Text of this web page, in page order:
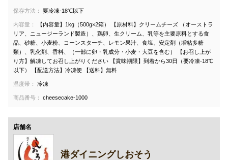
保存方法： 要冷凍-18℃以下
内容量：
【内容量】1kg（500g×2箱） 【原材料】クリームチーズ （オーストラ
リア、ニュージーランド製造）、鶏卵、生クリーム、乳等を主要原料とする食
品、砂糖、小麦粉、コーンスターチ、レモン果汁、食塩、安定剤（増粘多糖
類）、乳化剤、香料、（一部に卵・乳成分・小麦・大豆を含む） 【お召し上が
り方】解凍してお召し上がりください 【賞味期限】到着から30日（要冷凍-18℃
以下） 【配送方法】冷凍便 【送料】無料
温度帯： 冷凍
商品番号： cheesecake-1000
店舗名
港ダイニングしおそう